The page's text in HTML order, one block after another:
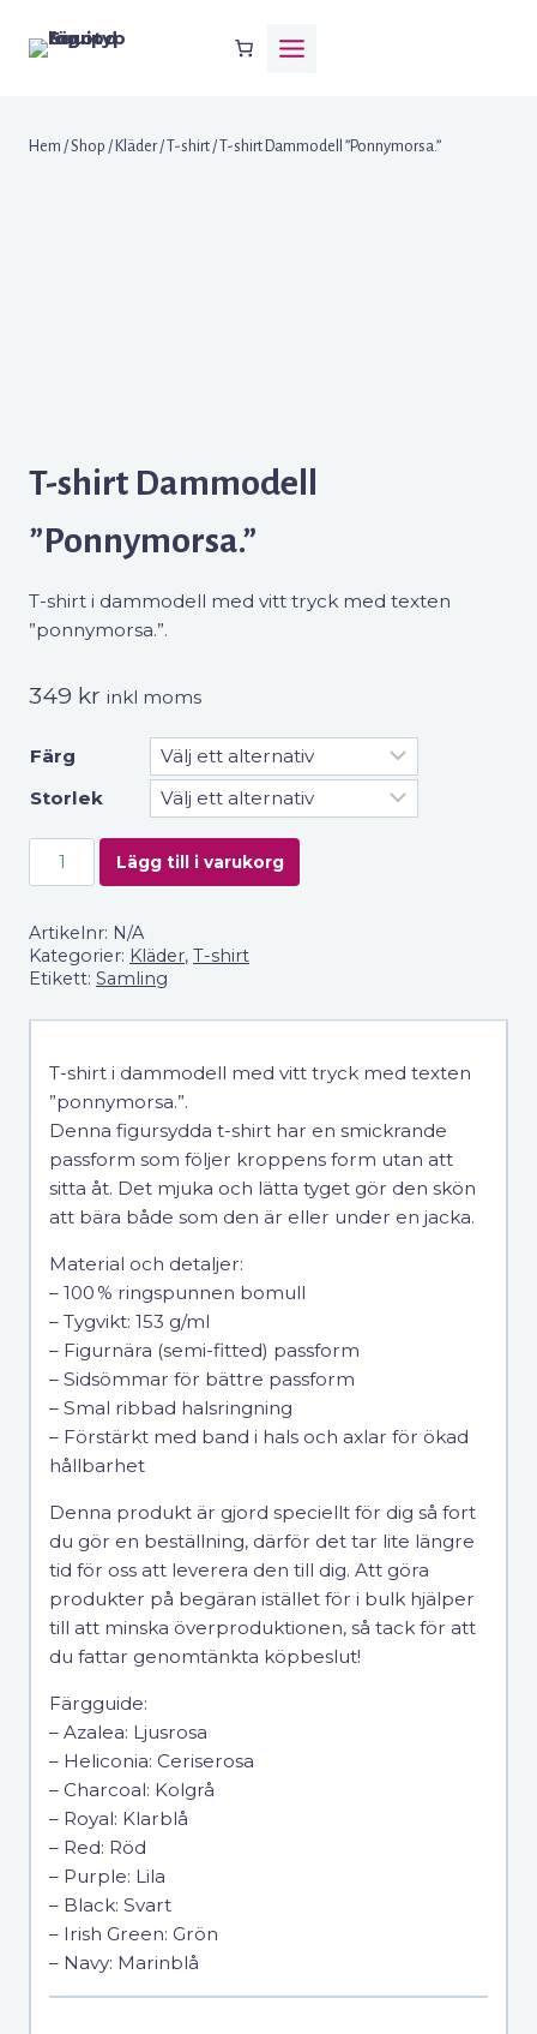
Hem /Shop / Kläder /T-shirt /T-shirt Dammodell ”Ponnymorsa.”
T-shirt Dammodell
”Ponnymorsa.”
T-shirt i dammodell med vitt tryck med texten
”ponnymorsa.”.
349 kr inkl moms
Färg
Storlek
shirt
”Ponnymorsa.”
mängd
Lägg till i varukorg
Artikelnr: N/A
Kategorier: Kläder, T-shirt
Etikett: Samling
T-shirt i dammodell med vitt tryck med texten
”ponnymorsa.”.
Denna figursydda t-shirt har en smickrande
passform som följer kroppens form utan att
sitta åt. Det mjuka och lätta tyget gör den skön
att bära både som den är eller under en jacka.
Material och detaljer:
– 100 % ringspunnen bomull
– Tygvikt: 153 g/mІ
– Figurnära (semi-fitted) passform
– Sidsömmar för bättre passform
– Smal ribbad halsringning
– Förstärkt med band i hals och axlar för ökad
hållbarhet
Denna produkt är gjord speciellt för dig så fort
du gör en beställning, därför det tar lite längre
tid för oss att leverera den till dig. Att göra
produkter på begäran istället för i bulk hjälper
till att minska överproduktionen, så tack för att
du fattar genomtänkta köpbeslut!
Färgguide:
– Azalea: Ljusrosa
– Heliconia: Ceriserosa
– Charcoal: Kolgrå
– Royal: Klarblå
– Red: Röd
– Purple: Lila
– Black: Svart
– Irish Green: Grön
– Navy: Marinblå